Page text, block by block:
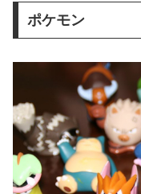
ポケモン